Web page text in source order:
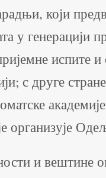
који
у генерацији
испите и
с друге
организује
и вештине